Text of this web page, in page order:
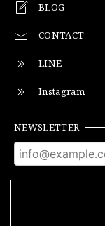
BLOG
CONTACT
LINE
Instagram
NEWSLETTER